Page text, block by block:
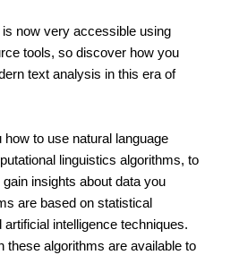
now very accessible using
tools, so discover how you
text analysis in this era of
to use natural language
linguistics algorithms, to
insights about data you
are based on statistical
artificial intelligence techniques.
these algorithms are available to